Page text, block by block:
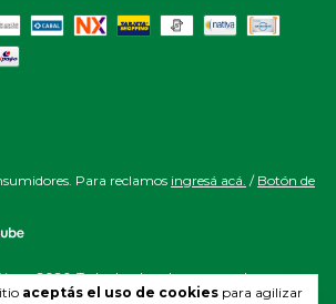
aceptás el uso de cookies para agilizar
Para reclamos ingresá acá. / Botón de
- 2026. Todos los derechos reservados.